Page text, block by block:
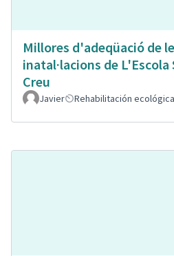
Millores d'adeqüació de
inatal·lacions de L'Escola
Creu
Javier Rehabilitación ecológica